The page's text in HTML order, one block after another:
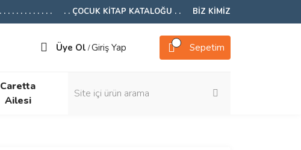
. . . . . . . . . . . . . ÇOCUK KİTAP KATALOĞU . . BİZ KİMİZ
Üye Ol /Giriş Yap Sepetim
Caretta
Ailesi